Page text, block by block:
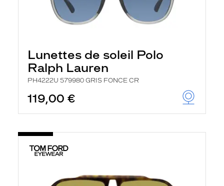
Lunettes de soleil Polo
Ralph Lauren
PH4222U 579980 GRIS FONCE CR
119,00 €